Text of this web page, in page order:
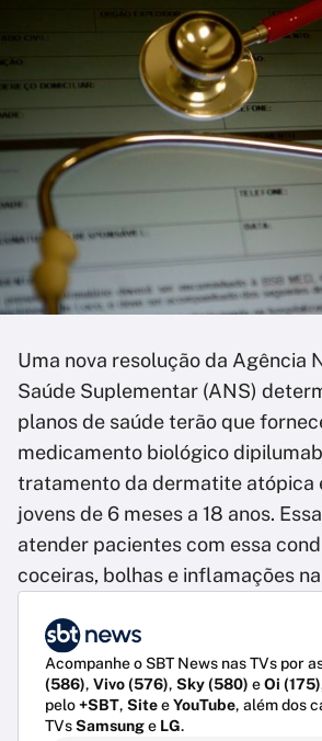
Uma nova resolução da Agência
Saúde Suplementar (ANS)
planos de saúde terão que
medicamento biológico
tratamento da dermatite atópica
jovens de 6 meses a 18 anos.
atender pacientes com essa
coceiras, bolhas e inflamações
Acompanhe o SBT News nas TVs por
(586), Vivo (576), Sky (580) eOi (175)
pelo+SBT, SiteeYouTube, além dos
TVsSamsunge LG.